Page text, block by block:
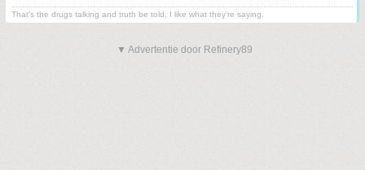
That's the drugs talking and truth be told, I like what they're saying.
▼ Advertentie door Refinery89